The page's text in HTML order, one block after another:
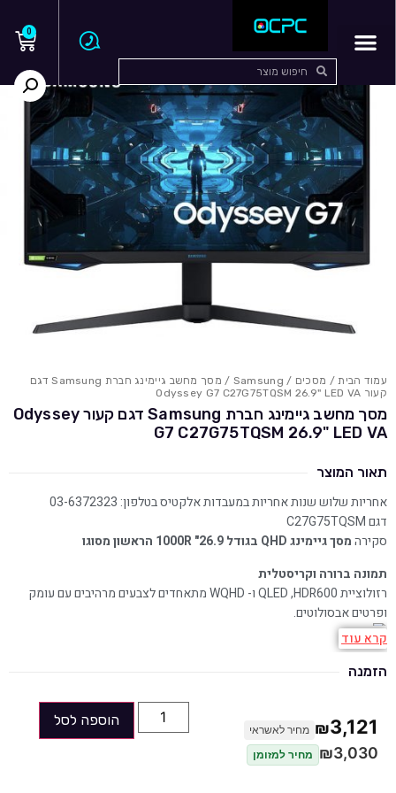
0
עמוד הבית/ מסכים /
Samsung
/ מסך מחשב גיימינג חברת Samsung דגם
קעור Odyssey G7 C27G75TQSM 26.9" LED VA
מסך מחשב גיימינג חברת Samsung דגם קעור Odyssey
G7 C27G75TQSM 26.9" LED VA
תאור המוצר
אחריות שלוש שנות אחריות במעבדות אלקטיס בטלפון: 03-6372323
דגם C27G75TQSM
סקירהמסך גיימינג QHD בגודל 26.9" 1000R הראשון מסוגו
תמונה ברורה וקריסטלית
רזולוציית QLED ,HDR600 ו- WQHD מתאחדים לצבעים מרהיבים עם עומק
ופרטים אבסולוטים.
עיצוב תאורת ליבה
החלק החיצוני של הצבע השחור המט המטופח מותאם ישירות ללוח תאורה
הונדס כדי לנצח
קרא עוד
הזמנה
₪3,121 מחיר לאשראי
₪3,030 מחיר למזומן
הוספה לסל